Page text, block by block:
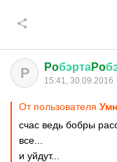
P PoбэртаPo
15:41, 30.09.2016
От пользователя
счас ведь бобры
все...
и уйдут...